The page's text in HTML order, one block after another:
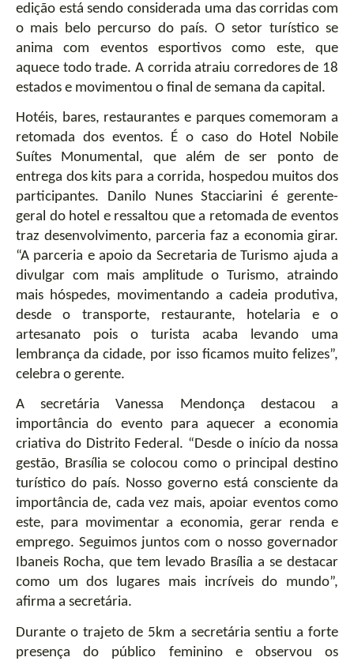
edição está sendo considerada uma das corridas com
o mais belo percurso do país. O setor turístico se
anima com eventos esportivos como este, que
aquece todo trade. A corrida atraiu corredores de 18
estados e movimentou o final de semana da capital.
Hotéis, bares, restaurantes e parques comemoram a
retomada dos eventos. É o caso do Hotel Nobile
Suítes Monumental, que além de ser ponto de
entrega dos kits para a corrida, hospedou muitos dos
participantes. Danilo Nunes Stacciarini é gerente-
geral do hotel e ressaltou que a retomada de eventos
traz desenvolvimento, parceria faz a economia girar.
“A parceria e apoio da Secretaria de Turismo ajuda a
divulgar com mais amplitude o Turismo, atraindo
mais hóspedes, movimentando a cadeia produtiva,
desde o transporte, restaurante, hotelaria e o
artesanato pois o turista acaba levando uma
lembrança da cidade, por isso ficamos muito felizes”,
celebra o gerente.
A secretária Vanessa Mendonça destacou a
importância do evento para aquecer a economia
criativa do Distrito Federal. “Desde o início da nossa
gestão, Brasília se colocou como o principal destino
turístico do país. Nosso governo está consciente da
importância de, cada vez mais, apoiar eventos como
este, para movimentar a economia, gerar renda e
emprego. Seguimos juntos com o nosso governador
Ibaneis Rocha, que tem levado Brasília a se destacar
como um dos lugares mais incríveis do mundo”,
afirma a secretária.
Durante o trajeto de 5km a secretária sentiu a forte
presença do público feminino e observou os